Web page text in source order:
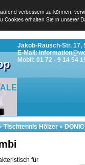
verbessern zu können,
Cookies erhalten Sie in unserer
Jakob-Rausch-Str. 17,
E-Mail:
Mobil: 01 72 - 9 14 54
Tischtennis Hölzer»
für